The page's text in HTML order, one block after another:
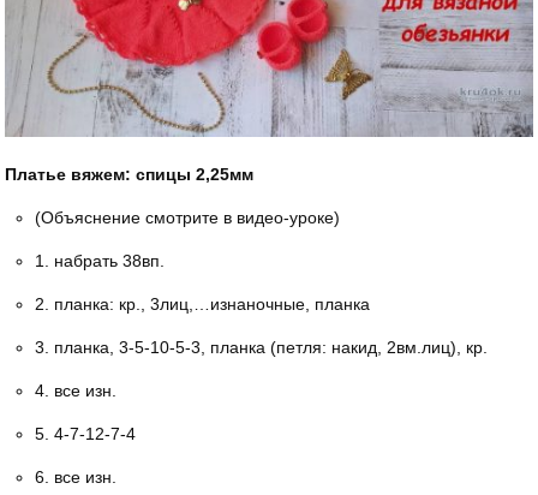
Платье вяжем: спицы 2,25мм
(Объяснение смотрите в видео-уроке)
1. набрать 38вп.
2. планка: кр., 3лиц,…изнаночные, планка
3. планка, 3-5-10-5-3, планка (петля: накид, 2вм.лиц), кр.
4. все изн.
5. 4-7-12-7-4
6. все изн.